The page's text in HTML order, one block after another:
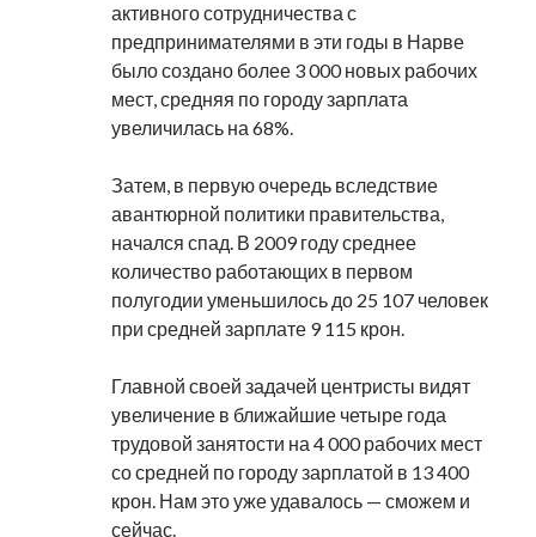
активного сотрудничества с
предпринимателями в эти годы в Нарве
было создано более 3 000 новых рабочих
мест, средняя по городу зарплата
увеличилась на 68%.
Затем, в первую очередь вследствие
авантюрной политики правительства,
начался спад. В 2009 году среднее
количество работающих в первом
полугодии уменьшилось до 25 107 человек
при средней зарплате 9 115 крон.
Главной своей задачей центристы видят
увеличение в ближайшие четыре года
трудовой занятости на 4 000 рабочих мест
со средней по городу зарплатой в 13 400
крон. Нам это уже удавалось — сможем и
сейчас.